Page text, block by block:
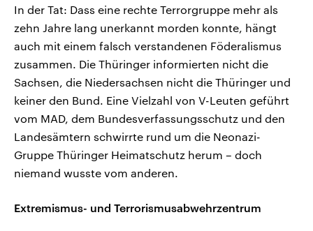
In der Tat: Dass eine rechte Terrorgruppe mehr als
zehn Jahre lang unerkannt morden konnte, hängt
auch mit einem falsch verstandenen Föderalismus
zusammen. Die Thüringer informierten nicht die
Sachsen, die Niedersachsen nicht die Thüringer und
keiner den Bund. Eine Vielzahl von V-Leuten geführt
vom MAD, dem Bundesverfassungsschutz und den
Landesämtern schwirrte rund um die Neonazi-
Gruppe Thüringer Heimatschutz herum – doch
niemand wusste vom anderen.
Extremismus- und Terrorismusabwehrzentrum